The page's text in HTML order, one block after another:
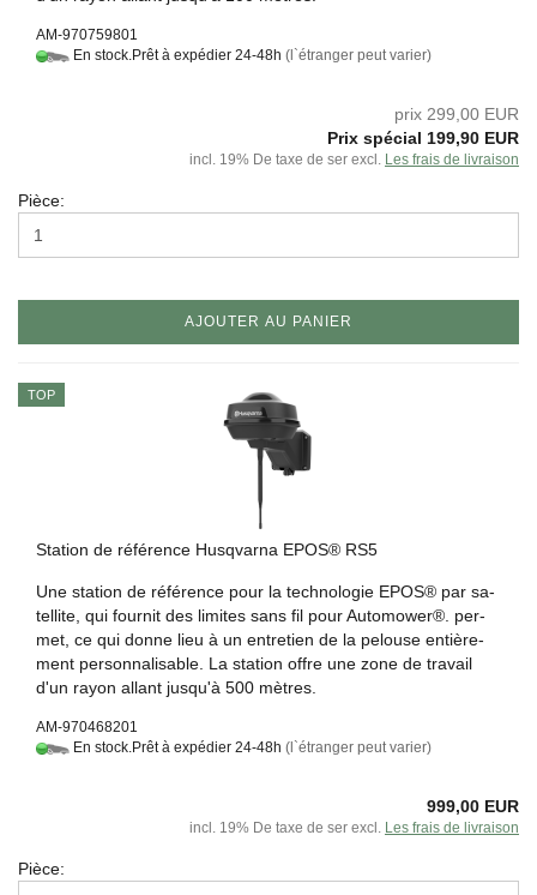
AM-970759801
En stock.Prêt à expédier 24-48h (l`étranger peut varier)
prix 299,00 EUR
Prix ​​spécial 199,90 EUR
incl. 19% De taxe de ser excl. Les frais de livraison
Pièce:
AJOUTER AU PANIER
TOP
Sta­tion de ré­fé­rence Hus­q­var­na EPOS® RS5
Une sta­tion de ré­fé­rence pour la tech­no­lo­gie EPOS® par sa­
tel­lite, qui four­nit des li­mites sans fil pour Au­to­mo­wer®. per­
met, ce qui donne lieu à un en­tre­tien de la pe­louse en­tiè­re­
ment per­son­na­li­sable. La sta­tion offre une zone de tra­vail
d'un rayon al­lant jus­qu'à 500 mètres.
AM-970468201
En stock.Prêt à expédier 24-48h (l`étranger peut varier)
999,00 EUR
incl. 19% De taxe de ser excl. Les frais de livraison
Pièce: